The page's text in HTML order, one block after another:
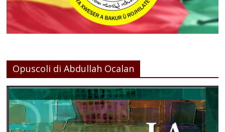
Opuscoli di Abdullah Ocalan